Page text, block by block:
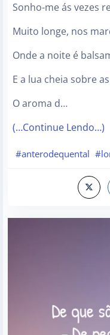
Sonho-me ás vezes
Muito longe, nos
Onde a noite é
E a lua cheia sobre
O aroma d…
(…Continue Lendo…)
#anterodequental